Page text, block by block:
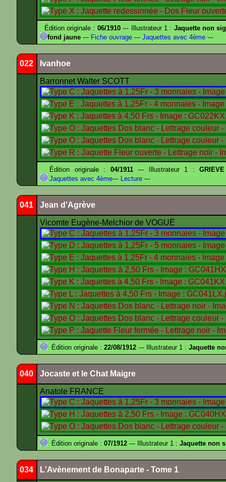
Édition originale : 06/1910--- Illustrateur 1 : Jaquette non
fond jaune --- Fiche ouvrage --- Jaquettes avec 4ème ---
022 Ivanhoe
Barronnet Walter SCOTT
Édition originale : 04/1911--- Illustrateur 1 :
Jaquettes avec 4ème--- Lecture ---
041 Jean d'Agrève
Vicomte Eugène-Melchior de VOGUË
Édition originale : 22/08/1912 --- Illustrateur 1 : Jaquette
040 Jocaste et le Chat Maigre
Anatole FRANCE
Édition originale : 07/1912 --- Illustrateur 1 : Jaquette non
034 L'Avènement de Bonaparte - Tome 1